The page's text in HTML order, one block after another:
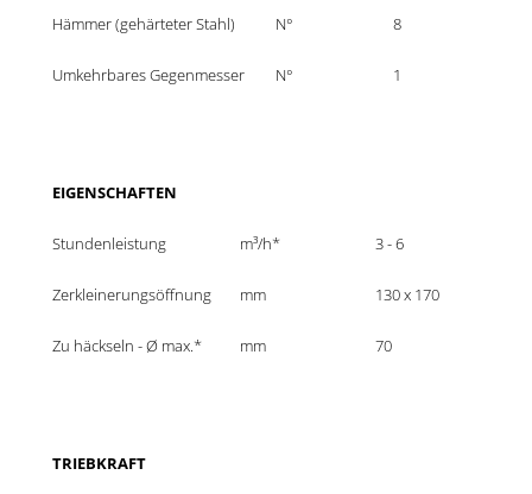
Hämmer (gehärteter Stahl) N° 8
Umkehrbares Gegenmesser N° 1
EIGENSCHAFTEN
Stundenleistung m³/h* 3 - 6
Zerkleinerungsöffnung mm 130 x 170
Zu häckseln - Ø max.* mm 70
TRIEBKRAFT